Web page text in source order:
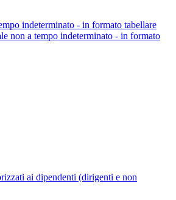
indeterminato - in formato tabellare
non a tempo indeterminato - in formato
ai dipendenti (dirigenti e non